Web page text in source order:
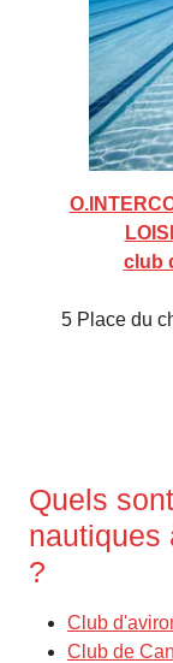
club
5 Place du
Quels
nautiques
?
Club
Club de